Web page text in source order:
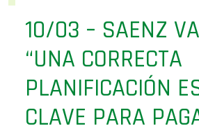
10/03 – SAENZ
“UNA CORRECTA
PLANIFICACIÓN
CLAVE PARA